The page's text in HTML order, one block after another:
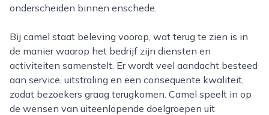
onderscheiden binnen enschede.
Bij camel staat beleving voorop, wat terug te zien is in
de manier waarop het bedrijf zijn diensten en
activiteiten samenstelt. Er wordt veel aandacht besteed
aan service, uitstraling en een consequente kwaliteit,
zodat bezoekers graag terugkomen. Camel speelt in op
de wensen van uiteenlopende doelgroepen uit